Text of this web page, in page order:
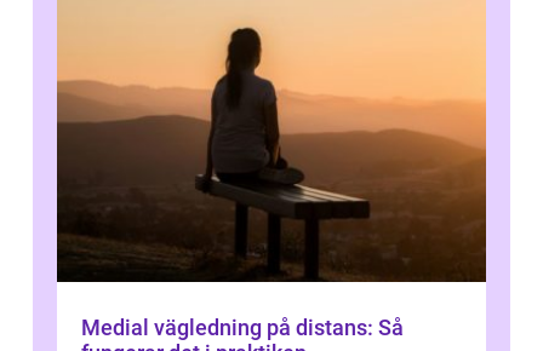
Medial vägledning på distans: Så